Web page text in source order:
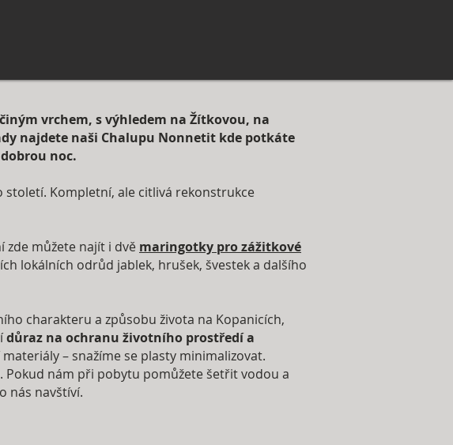
vrchem, s výhledem na Žítkovou, na
najdete naši Chalupu Nonnetit kde potkáte
noc.
Kompletní, ale citlivá rekonstrukce
zde můžete najít i dvě maringotky pro zážitkové
lokálních odrůd jablek, hrušek, švestek a dalšího
charakteru a způsobu života na Kopanicích,
důraz na ochranu životního prostředí a
– snažíme se plasty minimalizovat.
nám při pobytu pomůžete šetřit vodou a
nás navštíví.